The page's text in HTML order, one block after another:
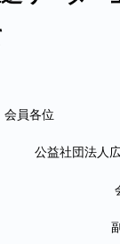
員各位
公益社団法人